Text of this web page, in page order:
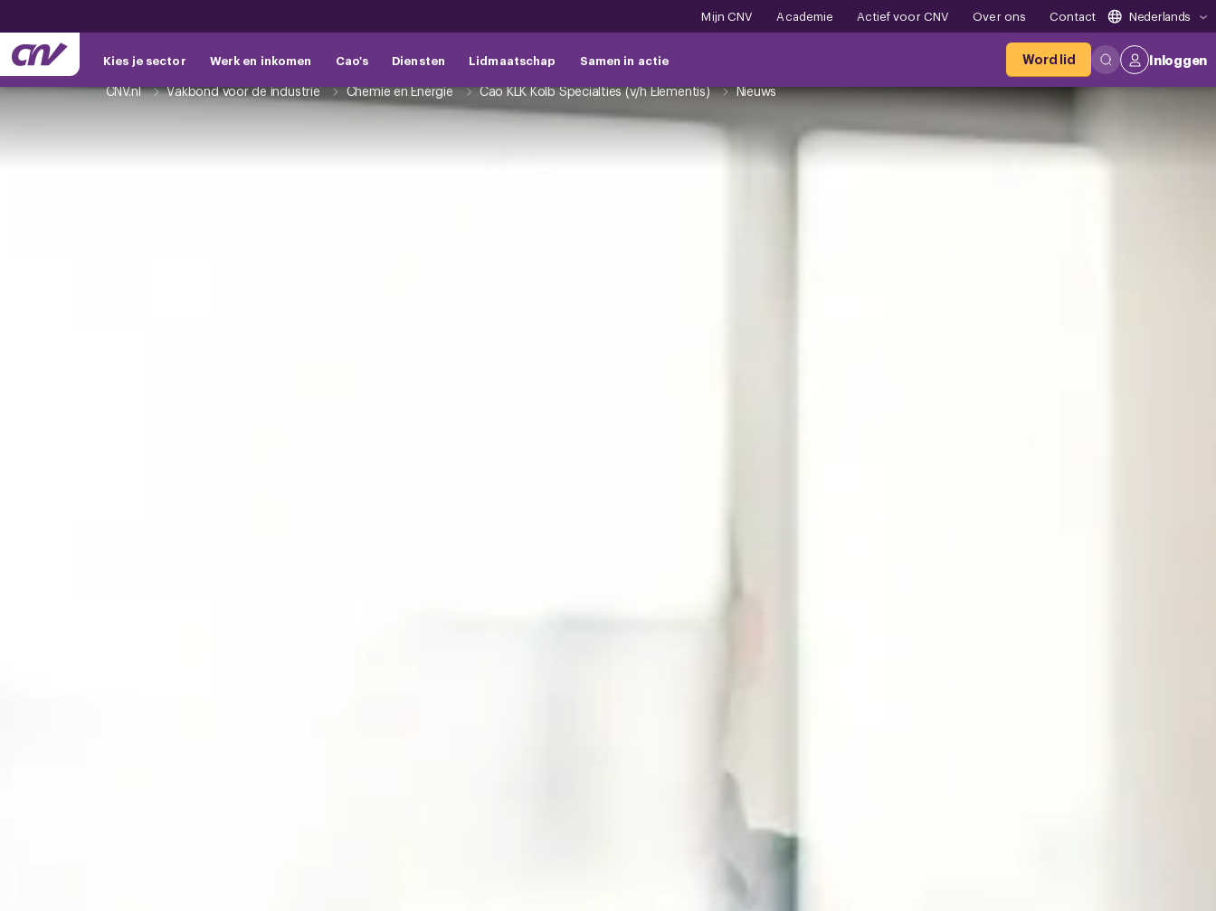
Mijn CNV Academie Actief voor CNV Over ons Contact Nederlands
Kies je sector Werk en inkomen Cao's Diensten Lidmaatschap Samen in actie Word lid
Inloggen
CNV.nl
Vakbond voor de industrie Chemie en Energie Cao KLK Kolb Specialties (v/h Elementis) Nieuws